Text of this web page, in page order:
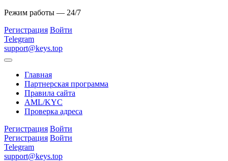
Режим работы — 24/7
Регистрация Войти
Telegram
support@keys.top
Главная
Партнерская программа
Правила сайта
AML/KYC
Проверка адреса
Регистрация Войти
Регистрация Войти
Telegram
support@keys.top